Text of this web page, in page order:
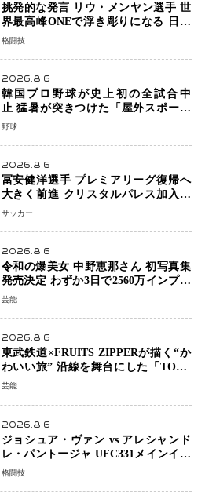
挑発的な発言 リウ・メンヤン選手 世
界最高峰ONEで浮き彫りになる 日本
キックボクシングが直面する“技術
格闘技
2026.8.6
韓国プロ野球が史上初の全試合中
止 猛暑が突きつけた「屋外スポーツ
の限界」 日本発のドーム型施設時代
野球
2026.8.6
冨安健洋選手 プレミアリーグ復帰へ
大きく前進 クリスタルパレス加入目
前 メディカルチェックも通過
サッカー
2026.8.6
令和の爆美女 中野恵那さん 初写真集
発売決定 わずか3日で2560万インプレ
ッションを記録した話題の美貌を凝縮
芸能
2026.8.6
東武鉄道×FRUITS ZIPPERが描く“か
わいい旅” 沿線を舞台にした「TOBU
KAWAII PROJECT」が開幕
芸能
2026.8.6
ジョシュア・ヴァン vs アレシャンド
レ・パントージャ UFC331メインイベ
ントで再戦決定 「完全決着」に世界
王座挑戦は再び遠のく
格闘技